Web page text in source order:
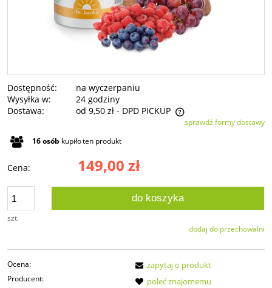
Dostępność:
na wyczerpaniu
Wysyłka w:
24 godziny
Dostawa:
od 9,50 zł - DPD PICKUP
Cena nie zawiera ewentualnych kosztów płatnościsprawdź formy dostawy
16osób kupiłoten produkt
Cena: 149,00 zł
szt.
do koszyka
dodaj do przechowalni
Ocena:
Producent:
zapytaj o produkt
poleć znajomemu